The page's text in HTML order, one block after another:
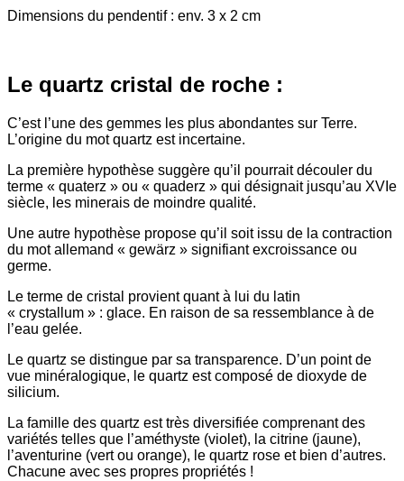
Dimensions du pendentif : env. 3 x 2 cm
Le quartz cristal de roche :
C’est l’une des gemmes les plus abondantes sur Terre.
L’origine du mot quartz est incertaine.
La première hypothèse suggère qu’il pourrait découler du
terme « quaterz » ou « quaderz » qui désignait jusqu’au XVIe
siècle, les minerais de moindre qualité.
Une autre hypothèse propose qu’il soit issu de la contraction
du mot allemand « gewärz » signifiant excroissance ou
germe.
Le terme de cristal provient quant à lui du latin
« crystallum » : glace. En raison de sa ressemblance à de
l’eau gelée.
Le quartz se distingue par sa transparence. D’un point de
vue minéralogique, le quartz est composé de dioxyde de
silicium.
La famille des quartz est très diversifiée comprenant des
variétés telles que l’améthyste (violet), la citrine (jaune),
l’aventurine (vert ou orange), le quartz rose et bien d’autres.
Chacune avec ses propres propriétés !